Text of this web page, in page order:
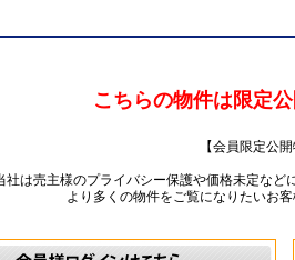
こちらの物件は限定
【会員限定公
社は売主様のプライバシー保護や価格未定など
より多くの物件をご覧になりたいお